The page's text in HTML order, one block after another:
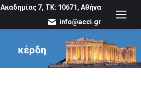
Ακαδημίας 7, ΤΚ: 10671, Αθήνα
info@acci.gr
κέρδη
You are here: